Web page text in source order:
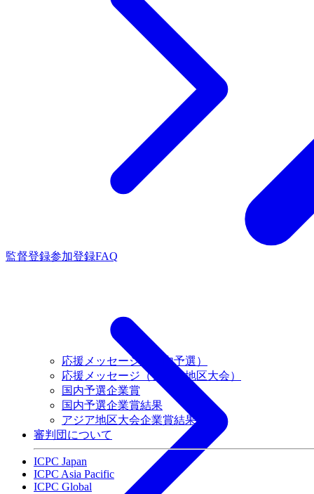
応援メッセージ（国内予選）
応援メッセージ（アジア地区大会）
国内予選企業賞
国内予選企業賞結果
アジア地区大会企業賞結果
審判団について
ICPC Japan
ICPC Asia Pacific
ICPC Global
監督登録参加登録FAQ